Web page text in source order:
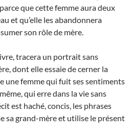
que cette femme aura deux
et qu’elle les abandonnera
son rôle de mère.
tracera un portrait sans
dont elle essaie de cerner la
une femme qui fuit ses sentiments
qui erre dans la vie sans
est haché, concis, les phrases
sa grand-mère et utilise le présent